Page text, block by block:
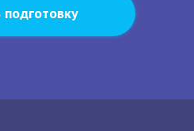
подготовку